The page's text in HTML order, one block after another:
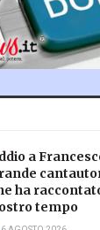
a
ha
tempo